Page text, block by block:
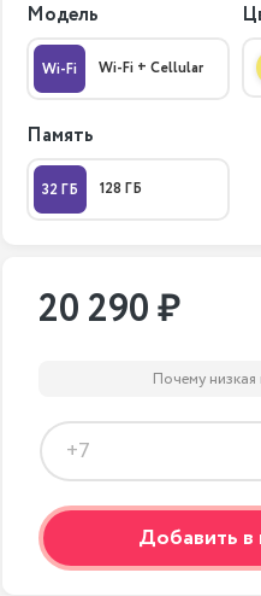
Модель
Wi-Fi Wi-Fi + Cellular
Память
32 ГБ 128 ГБ
20 290 ₽
Почему низкая
Добавить в